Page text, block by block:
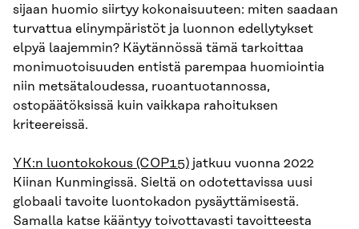
sijaan huomio siirtyy kokonaisuuteen: miten saadaan
turvattua elinympäristöt ja luonnon edellytykset
elpyä laajemmin? Käytännössä tämä tarkoittaa
monimuotoisuuden entistä parempaa huomiointia
niin metsätaloudessa, ruoantuotannossa,
ostopäätöksissä kuin vaikkapa rahoituksen
kriteereissä.
YK:n luontokokous (COP15) jatkuu vuonna 2022
Kiinan Kunmingissä. Sieltä on odotettavissa uusi
globaali tavoite luontokadon pysäyttämisestä.
Samalla katse kääntyy toivottavasti tavoitteesta